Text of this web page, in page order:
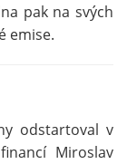
pak na svých
emise.
odstartoval v
Miroslav